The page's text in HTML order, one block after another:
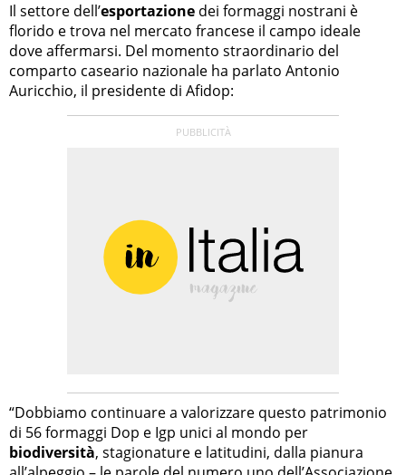
Il settore dell’esportazione dei formaggi nostrani è
florido e trova nel mercato francese il campo ideale
dove affermarsi. Del momento straordinario del
comparto caseario nazionale ha parlato Antonio
Auricchio, il presidente di Afidop:
“Dobbiamo continuare a valorizzare questo patrimonio
di 56 formaggi Dop e Igp unici al mondo per
biodiversità, stagionature e latitudini, dalla pianura